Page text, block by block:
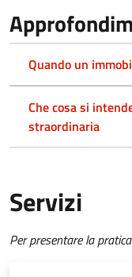
Quando un
Che cosa si
straordinaria
Servizi
Per presentare la